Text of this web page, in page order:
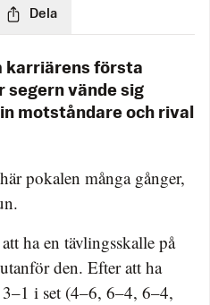
Dela
karriärens första
vände sig
motståndare och rival
pokalen många gånger,
ha en tävlingsskalle på
den. Efter att ha
i set (4–6, 6–4, 6–4,